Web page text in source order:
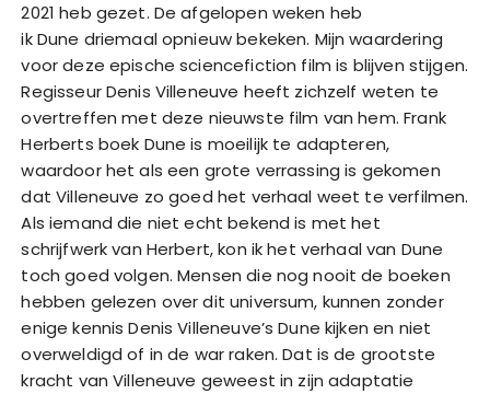
2021 heb gezet. De afgelopen weken heb
ik Dune driemaal opnieuw bekeken. Mijn waardering
voor deze epische sciencefiction film is blijven stijgen.
Regisseur Denis Villeneuve heeft zichzelf weten te
overtreffen met deze nieuwste film van hem. Frank
Herberts boek Dune is moeilijk te adapteren,
waardoor het als een grote verrassing is gekomen
dat Villeneuve zo goed het verhaal weet te verfilmen.
Als iemand die niet echt bekend is met het
schrijfwerk van Herbert, kon ik het verhaal van Dune
toch goed volgen. Mensen die nog nooit de boeken
hebben gelezen over dit universum, kunnen zonder
enige kennis Denis Villeneuve’s Dune kijken en niet
overweldigd of in de war raken. Dat is de grootste
kracht van Villeneuve geweest in zijn adaptatie